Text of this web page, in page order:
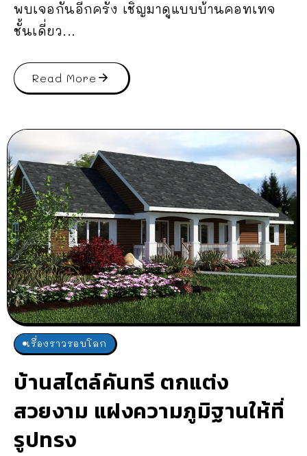
พบเจอกันอีกครั้ง เชิญมาดูแบบบ้านคอทเทจ
ชั้นเดี่ยว...
Read More
เรื่องราวรอบโลก
บ้านสไตล์คันทรี ตกแต่ง
สวยงาม แฝงความภูมิฐานให้ที่
รูปทรง